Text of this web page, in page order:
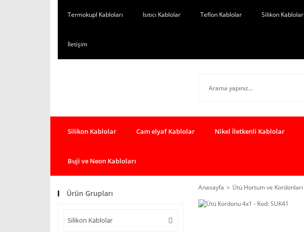
Termokupl Kabloları Isıtıcı Kablolar Teflon Kablolar Silikon Kablolar
İletişim
Silikon Kablolar Cam elyaf Kablolar Nikel İletkenli Kablolar
Buji ve Neon Kabloları
Ürün Grupları
Silikon Kablolar
Anasayfa Ütü Hortum ve Kordonları